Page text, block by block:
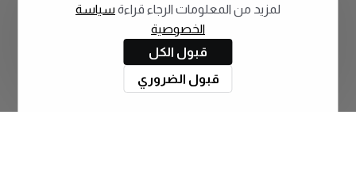
لمزيد من المعلومات الرجاء قراءة سياسة
الخصوصية
قبول الكل
قبول الضروري